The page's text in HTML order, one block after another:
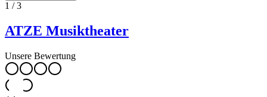
1 /3
ATZE Musiktheater
Unsere Bewertung